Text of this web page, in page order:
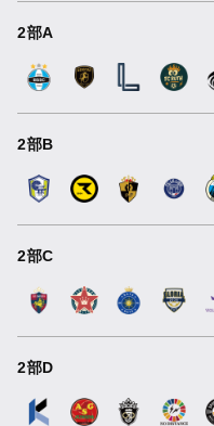
2部A
2部B
2部C
2部D